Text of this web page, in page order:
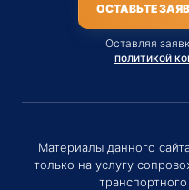
ОСТАВЬТЕ
Оставляя
политикой
Материалы данного
только на услугу